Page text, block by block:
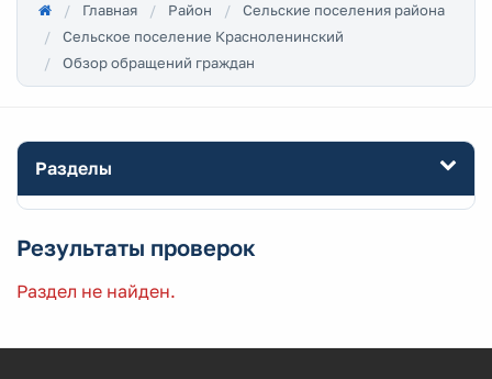
Главная Район
Сельские поселения района
Сельское поселение Красноленинский
Обзор обращений граждан
Разделы
Результаты проверок
Раздел не найден.